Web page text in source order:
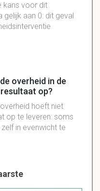
kans voor dit
gelijk aan 0: dit geval
overheid in de
op?
hoeft niet
op te leveren: soms
in evenwicht te